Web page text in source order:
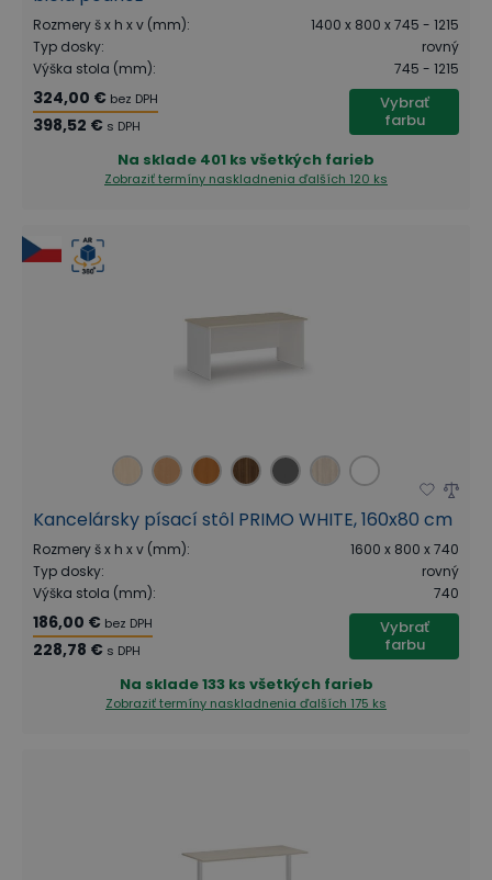
Rozmery š x h x v (mm):
1400 x 800 x 745 - 1215
Typ dosky:
rovný
Výška stola (mm): 745 - 1215
324,00 € bez DPH
398,52 € s DPH
Vybrať
farbu
Na sklade 401 ks všetkých farieb
Zobraziť termíny naskladnenia ďalších 120 ks
Kancelársky písací stôl PRIMO WHITE, 160x80 cm
Rozmery š x h x v (mm):
1600 x 800 x 740
Typ dosky:
rovný
Výška stola (mm): 740
186,00 € bez DPH
228,78 € s DPH
Vybrať
farbu
Na sklade133 ks všetkých farieb
Zobraziť termíny naskladnenia ďalších 175 ks